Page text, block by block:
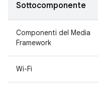
Sottocomponente
Componenti del Media
Framework
Wi-Fi